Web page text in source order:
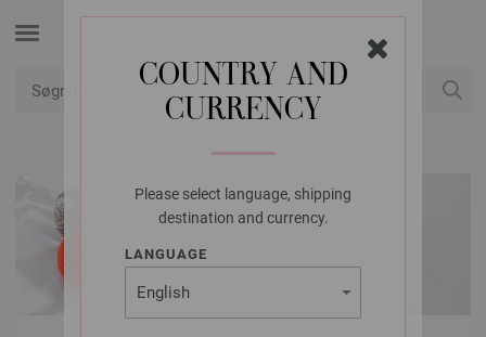
COUNTRY AND
CURRENCY
Please select language, shipping
destination and currency.
LANGUAGE